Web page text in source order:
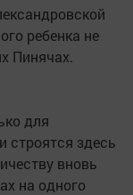
ребенка не
Пинячах.
для
строятся здесь
вновь
на одного